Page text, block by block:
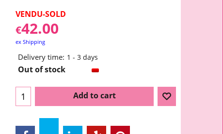
VENDU-SOLD
€42.00
ex Shipping
Delivery time: 1 - 3 days
Out of stock
Add to cart